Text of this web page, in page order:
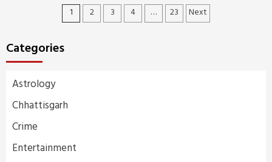
Posts
pagination
1 2 3 4 … 23 Next
Categories
Astrology
Chhattisgarh
Crime
Entertainment